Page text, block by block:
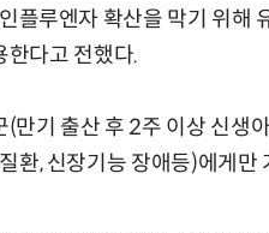
플루엔자 확산을 막기 위해
한다고 전했다.
기 출산 후 2주 이상 신생
환, 신장기능 장애등)에게만